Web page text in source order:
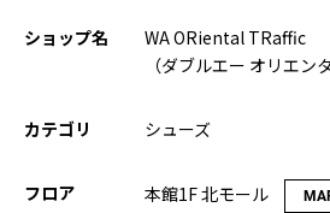
ショップ名
WA ORiental TRaffic
（ダブルエー オリエン
カテゴリ シューズ
フロア 本館1F 北モール